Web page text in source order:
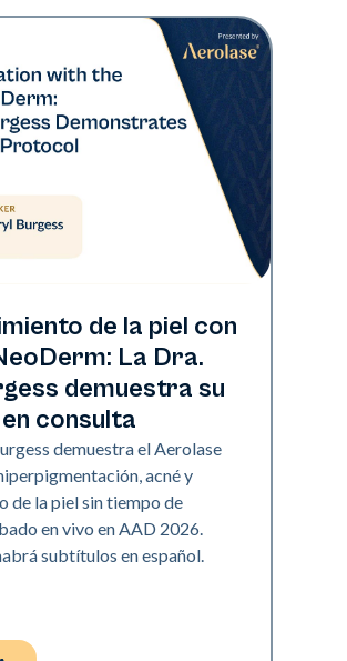
de la piel con
La Dra.
demuestra su
consulta
demuestra el Aerolase
acné y
de la piel sin tiempo de
en vivo en AAD 2026.
subtítulos en español.